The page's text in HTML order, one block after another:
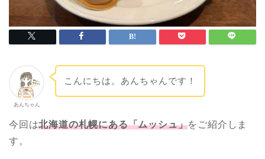
あんちゃん
こんにちは。あんちゃんです！
今回は北海道の札幌にある「ムッシュ」をご紹介しま
す。